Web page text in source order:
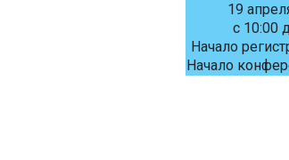
19
c 10:00
Начало
Начало